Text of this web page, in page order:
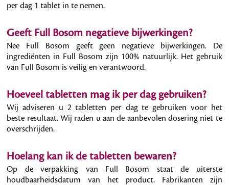
per dag 1 tablet in te nemen.
Geeft Full Bosom negatieve bijwerkingen?
Nee Full Bosom geeft geen negatieve bijwerkingen. De
ingrediënten in Full Bosom zijn 100% natuurlijk. Het gebruik
van Full Bosom is veilig en verantwoord.
Hoeveel tabletten mag ik per dag gebruiken?
Wij adviseren u 2 tabletten per dag te gebruiken voor het
beste resultaat. Wij raden u aan de aanbevolen dosering niet te
overschrijden.
Hoelang kan ik de tabletten bewaren?
Op de verpakking van Full Bosom staat de uiterste
houdbaarheidsdatum van het product. Fabrikanten zijn